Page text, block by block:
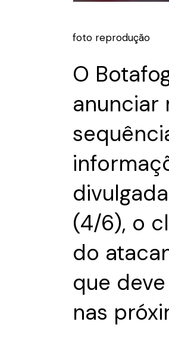
foto reprodução
O
anunciar
(4/6), o
do
que
nas